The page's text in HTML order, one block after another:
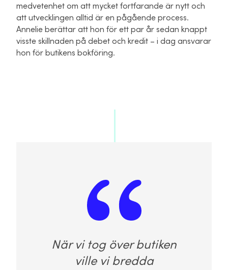
medvetenhet om att mycket fortfarande är nytt och
att utvecklingen alltid är en pågående process.
Annelie berättar att hon för ett par år sedan knappt
visste skillnaden på debet och kredit – i dag ansvarar
hon för butikens bokföring.
När vi tog över butiken
ville vi bredda